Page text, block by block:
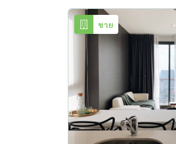
ข้อมูลห้อง
- 1 ห้องนอน 1 ห้องน้ำ 1 ห้
- ห้องตกแต่งเรียบร้อย สวย
- เครื่องใช้ไฟฟ้า ทีวี,ตู้เย็น,
สิ่งอำนวยความสะดวก:
ขาย